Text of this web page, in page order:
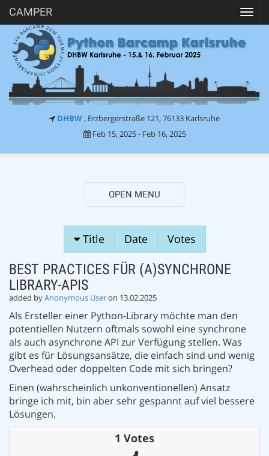
CAMPER
DHBW , Erzbergerstraße 121, 76133 Karlsruhe
Feb 15, 2025 - Feb 16, 2025
OPEN MENU
Title Date Votes
BEST PRACTICES FÜR (A)SYNCHRONE
LIBRARY-APIS
added byAnonymous Useron 13.02.2025
Als Ersteller einer Python-Library möchte man den
potentiellen Nutzern oftmals sowohl eine synchrone
als auch asynchrone API zur Verfügung stellen. Was
gibt es für Lösungsansätze, die einfach sind und wenig
Overhead oder doppelten Code mit sich bringen?
Einen (wahrscheinlich unkonventionellen) Ansatz
bringe ich mit, bin aber sehr gespannt auf viel bessere
Lösungen.
1 Votes